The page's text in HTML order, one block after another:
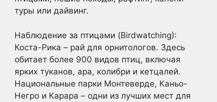
туры или дайвинг.
Наблюдение за птицами (Birdwatching):
Коста-Рика – рай для орнитологов. Здесь
обитает более 900 видов птиц, включая
ярких туканов, ара, колибри и кетцалей.
Национальные парки Монтеверде, Каньо-
Негро и Карара – одни из лучших мест для